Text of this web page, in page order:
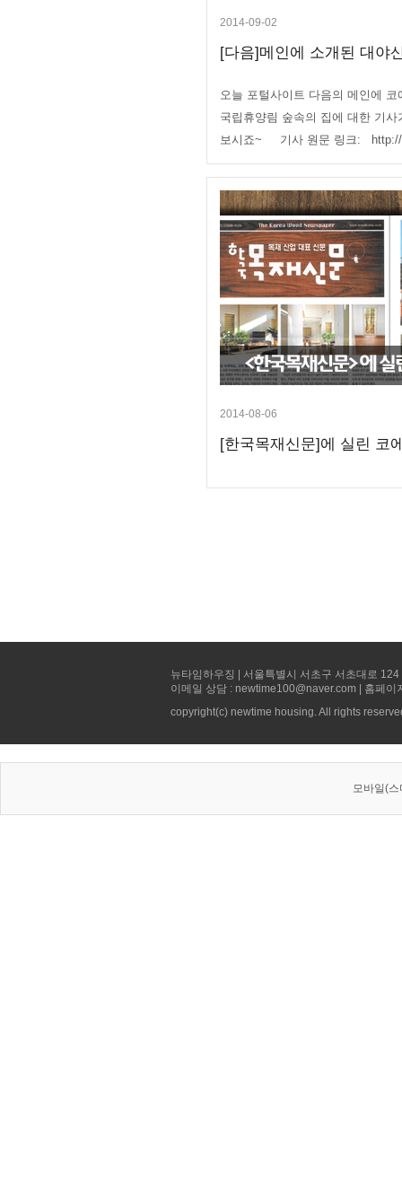
2014-09-02
[다음]메인에 소개된 대야
오늘 포털사이트 다음의 메인에
국립휴양림 숲속의 집에 대한 기
보시죠~ 기사 원문 링크: http://
2014-08-06
[한국목재신문]에 실린 코
뉴타임하우징 | 서울특별시 서초구 서초대로
이메일 상담 : newtime100@naver.com | 홈페
copyright(c) newtime housing. All rights
모바일(